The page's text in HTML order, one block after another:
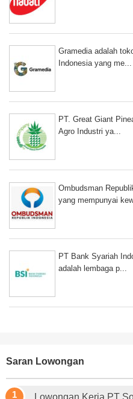
Gramedia adalah
Indonesia yang me...
PT. Great Giant
Agro Industri ya...
Ombudsman
yang mempunyai
PT Bank Syariah
adalah lembaga p...
Saran Lowongan